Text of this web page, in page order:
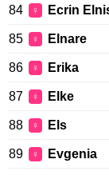
84 ♀ Ecrin
85 ♀ Elnare
86 ♀ Erika
87 ♀ Elke
88 ♀ Els
89 ♀ Evgenia